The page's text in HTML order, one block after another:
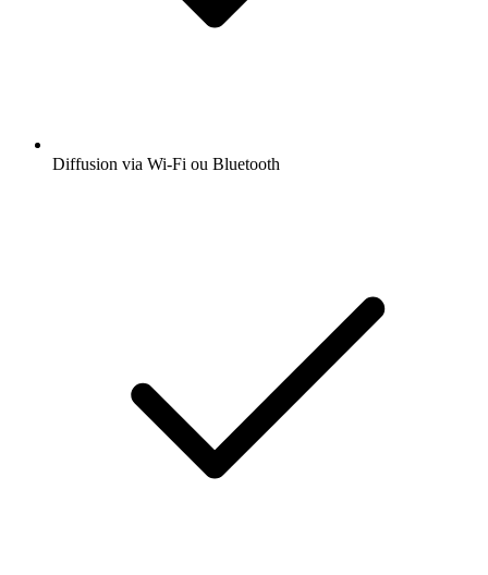
Diffusion via Wi-Fi ou Bluetooth